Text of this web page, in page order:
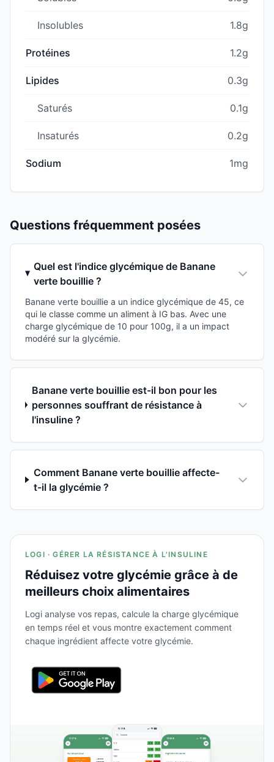
Insolubles 1.8g
Protéines 1.2g
Lipides 0.3g
Saturés 0.1g
Insaturés 0.2g
Sodium 1mg
Questions fréquemment posées
Quel est l'indice glycémique de Banane
verte bouillie ?
Banane verte bouillie a un indice glycémique de 45, ce
qui le classe comme un aliment à IG bas. Avec une
charge glycémique de 10 pour 100g, il a un impact
modéré sur la glycémie.
Banane verte bouillie est-il bon pour les
personnes souffrant de résistance à
l'insuline ?
Comment Banane verte bouillie affecte-
t-il la glycémie ?
LOGI · GÉRER LA RÉSISTANCE À L'INSULINE
Réduisez votre glycémie grâce à de
meilleurs choix alimentaires
Logi analyse vos repas, calcule la charge glycémique
en temps réel et vous montre exactement comment
chaque ingrédient affecte votre glycémie.